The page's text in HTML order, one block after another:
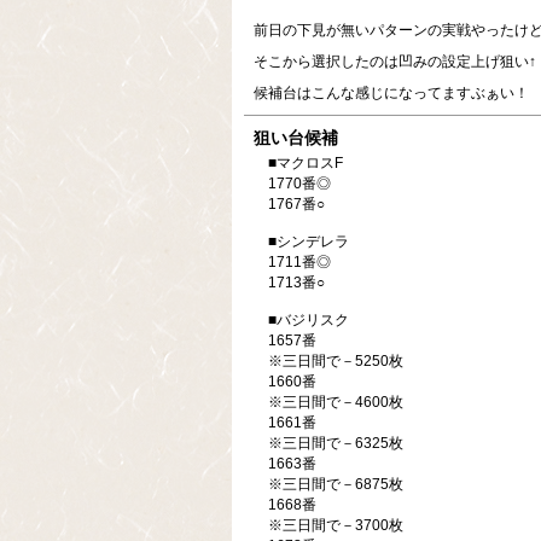
前日の下見が無いパターンの実戦やったけ
そこから選択したのは凹みの設定上げ狙い↑
候補台はこんな感じになってますぶぁい！
狙い台候補
■マクロスF
1770番◎
1767番○
■シンデレラ
1711番◎
1713番○
■バジリスク
1657番
※三日間で－5250枚
1660番
※三日間で－4600枚
1661番
※三日間で－6325枚
1663番
※三日間で－6875枚
1668番
※三日間で－3700枚